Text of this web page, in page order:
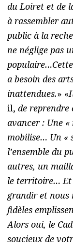
du Loiret et de
à rassembler
public à la
ne néglige pas
a besoin des
inattendues.» «
il, de reprendre
avancer : Une
mobilise… Un «
l’ensemble du
autres, un
le territoire… Et
grandir et nous
fidèles
Alors oui, le
soucieux de